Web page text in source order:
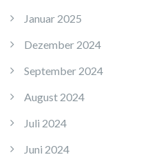
Januar 2025
Dezember 2024
September 2024
August 2024
Juli 2024
Juni 2024